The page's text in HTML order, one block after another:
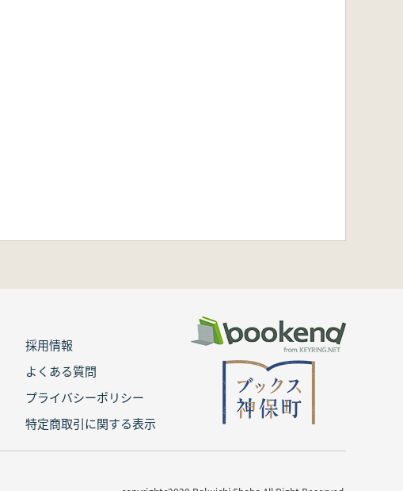
採用情報
よくある質問
プライバシーポリシー
特定商取引に関する表示